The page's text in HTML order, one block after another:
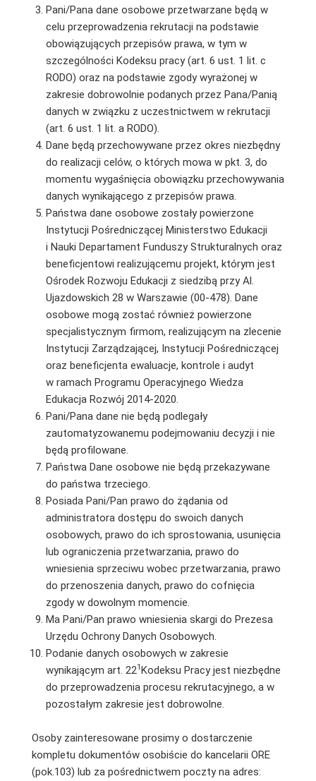
Pani/Pana dane osobowe przetwarzane będą w
celu przeprowadzenia rekrutacji na podstawie
obowiązujących przepisów prawa, w tym w
szczególności Kodeksu pracy (art. 6 ust. 1 lit. c
RODO) oraz na podstawie zgody wyrażonej w
zakresie dobrowolnie podanych przez Pana/Panią
danych w związku z uczestnictwem w rekrutacji
(art. 6 ust. 1 lit. a RODO).
Dane będą przechowywane przez okres niezbędny
do realizacji celów, o których mowa w pkt. 3, do
momentu wygaśnięcia obowiązku przechowywania
danych wynikającego z przepisów prawa.
Państwa dane osobowe zostały powierzone
Instytucji Pośredniczącej Ministerstwo Edukacji
i Nauki Departament Funduszy Strukturalnych oraz
beneficjentowi realizującemu projekt, którym jest
Ośrodek Rozwoju Edukacji z siedzibą przy Al.
Ujazdowskich 28 w Warszawie (00-478). Dane
osobowe mogą zostać również powierzone
specjalistycznym firmom, realizującym na zlecenie
Instytucji Zarządzającej, Instytucji Pośredniczącej
oraz beneficjenta ewaluacje, kontrole i audyt
w ramach Programu Operacyjnego Wiedza
Edukacja Rozwój 2014-2020.
Pani/Pana dane nie będą podlegały
zautomatyzowanemu podejmowaniu decyzji i nie
będą profilowane.
Państwa Dane osobowe nie będą przekazywane
do państwa trzeciego.
Posiada Pani/Pan prawo do żądania od
administratora dostępu do swoich danych
osobowych, prawo do ich sprostowania, usunięcia
lub ograniczenia przetwarzania, prawo do
wniesienia sprzeciwu wobec przetwarzania, prawo
do przenoszenia danych, prawo do cofnięcia
zgody w dowolnym momencie.
Ma Pani/Pan prawo wniesienia skargi do Prezesa
Urzędu Ochrony Danych Osobowych.
Podanie danych osobowych w zakresie
wynikającym art. 221Kodeksu Pracy jest niezbędne
do przeprowadzenia procesu rekrutacyjnego, a w
pozostałym zakresie jest dobrowolne.
Osoby zainteresowane prosimy o dostarczenie
kompletu dokumentów osobiście do kancelarii ORE
(pok.103) lub za pośrednictwem poczty na adres: